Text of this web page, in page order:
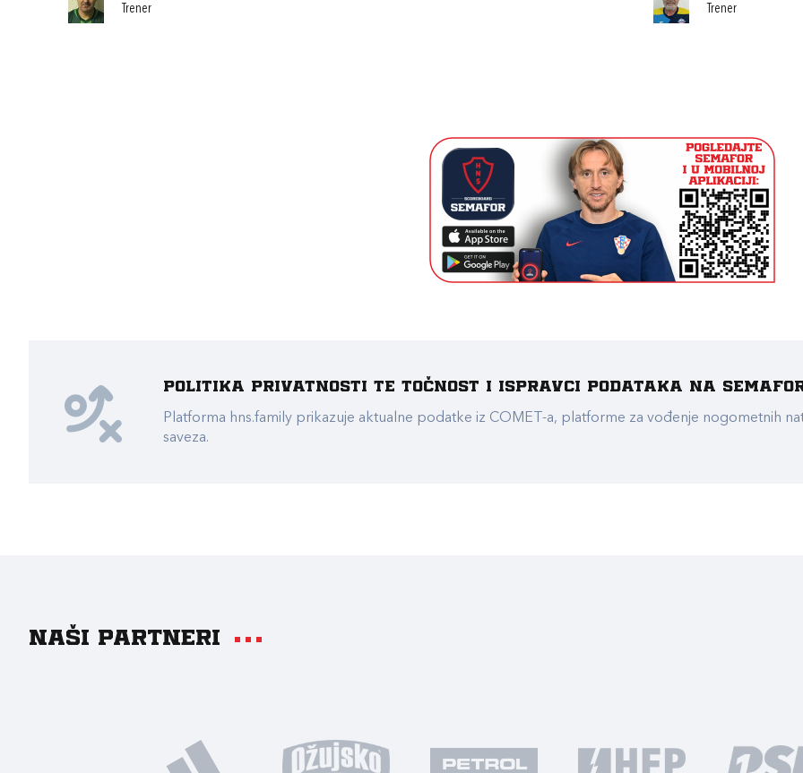
Trener
Trener
Politika privatnosti te točnost i ispravci podataka na
Platforma hns.family prikazuje aktualne podatke iz COMET-a, platforme za vođenje nogometnih
saveza.
Naši partneri